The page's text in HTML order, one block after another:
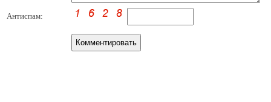
Антиспам: